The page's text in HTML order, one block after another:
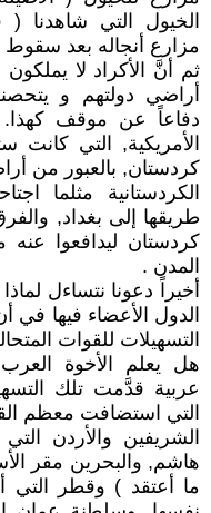
الخيول التي شاهدنا
مزارع أنجاله بعد سقوط
ثم أنَّ الأكراد لا
أراضي دولتهم و
دفاعاً عن موقف
الأمريكية, التي
كردستان, بالعبور من
الكردستانية مثلما
طريقها إلى بغداد,
كردستان ليدافعوا
المدن .
أخيراً دعونا نتساءل
الدول الأعضاء فيها في
التسهيلات للقوات
هل يعلم الأخوة
عربية قدَّمت تلك
التي استضافت معظم
الشريفين والأردن
هاشم, والبحرين مقر
ما أعتقد ) وقطر التي